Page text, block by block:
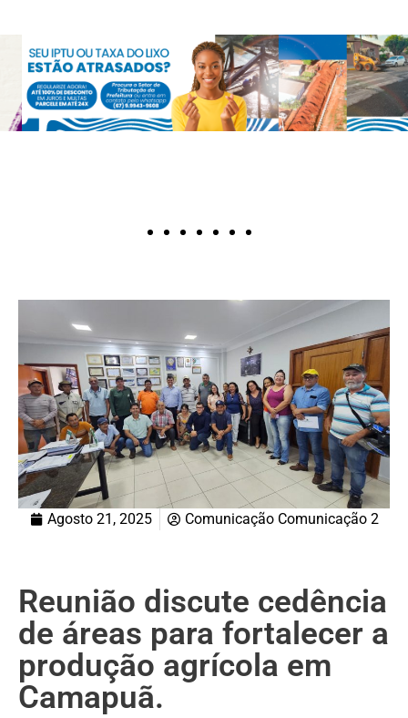
Agosto 21, 2025 Comunicação Comunicação 2
Reunião discute cedência
de áreas para fortalecer a
produção agrícola em
Camapuã.